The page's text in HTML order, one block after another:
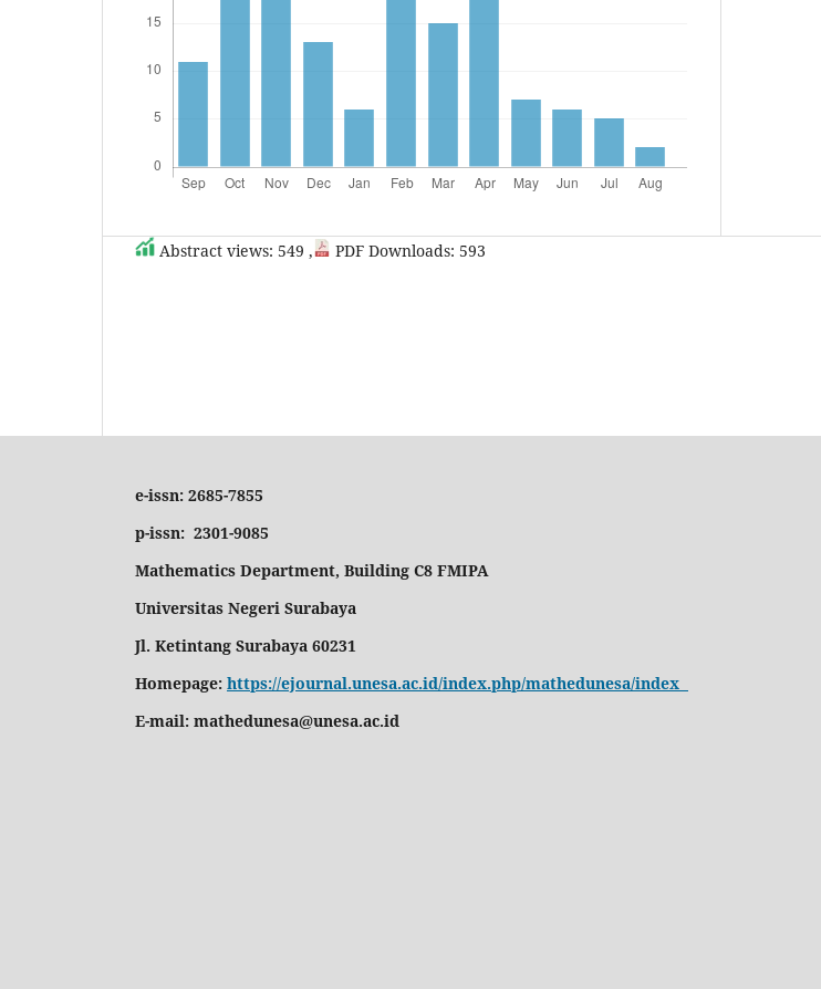
Abstract views: 549 , PDF Downloads: 593
e-issn: 2685-7855
p-issn: 2301-9085
Mathematics Department, Building C8 FMIPA
Universitas Negeri Surabaya
Jl. Ketintang Surabaya 60231
Homepage: https://ejournal.unesa.ac.id/index.php/mathedunesa/index
E-mail: mathedunesa@unesa.ac.id